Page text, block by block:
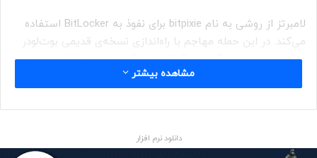
لامبرتز از روشی به نام bitpixie برای نفوذ به BitLocker استفاده
می‌کند. در این حمله مهاجم با راه‌اندازی نسخه‌ی قدیمی بوت‌لودر
ویندوز ازطریق Secure Boot، کلید رمزنگاری را به حافظه انتقال
می‌دهد و در گام بعد با استفاده از لینوکس آن را استخراج می‌کند.
به‌روزرسانی‌های امنیتی اخیرش، همچنان در برابر حملات bitpixie
مشاهده بیشتر
دانلود نرم افزار